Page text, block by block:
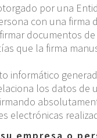
por una
con una firma
documentos
que la firma
informático
los datos de
electrónicas